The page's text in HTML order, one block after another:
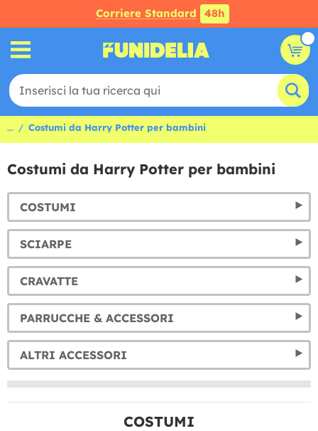
Corriere Standard 48h
... Costumi da Harry Potter per bambini
Costumi da Harry Potter per bambini
COSTUMI
SCIARPE
CRAVATTE
PARRUCCHE & ACCESSORI
ALTRI ACCESSORI
COSTUMI